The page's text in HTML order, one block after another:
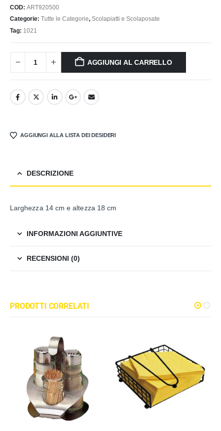
COD: ART920500
Categorie: Tutte le Categorie, Scolapiatti e Scolaposate
Tag: 1021
AGGIUNGI AL CARRELLO
AGGIUNGI ALLA LISTA DEI DESIDERI
DESCRIZIONE
Larghezza 14 cm e altezza 18 cm
INFORMAZIONI AGGIUNTIVE
RECENSIONI (0)
PRODOTTI CORRELATI